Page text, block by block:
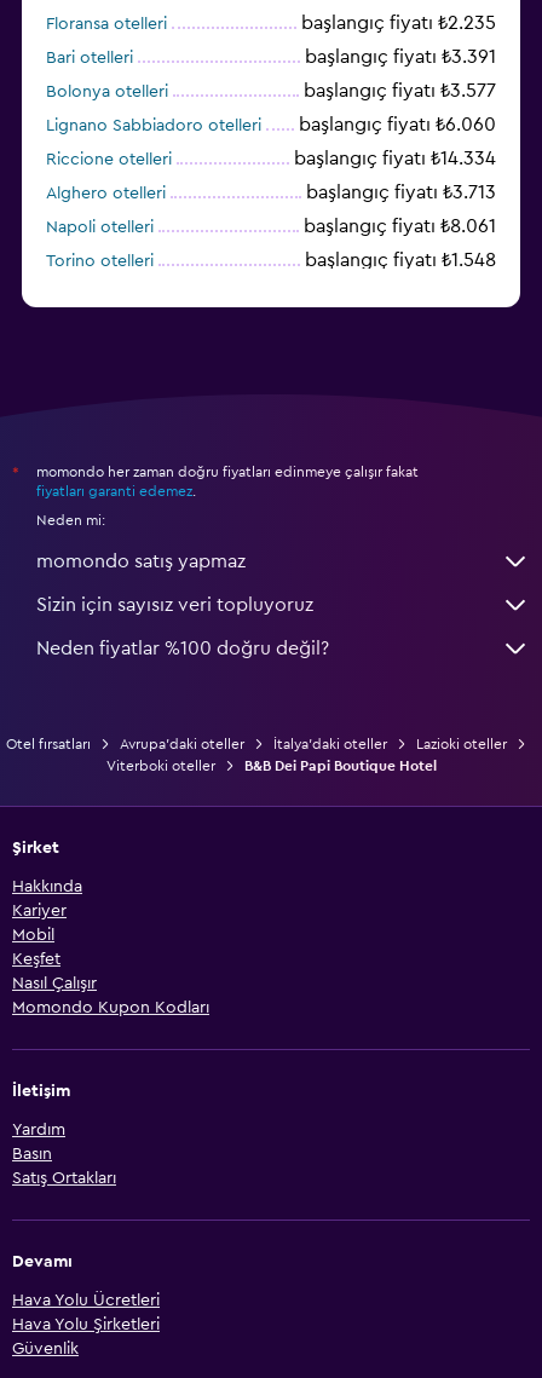
Floransa otelleri başlangıç fiyatı ₺2.235
Bari otelleri başlangıç fiyatı ₺3.391
Bolonya otelleri başlangıç fiyatı ₺3.577
Lignano Sabbiadoro otelleri başlangıç fiyatı ₺6.060
Riccione otelleri başlangıç fiyatı ₺14.334
Alghero otelleri başlangıç fiyatı ₺3.713
Napoli otelleri başlangıç fiyatı ₺8.061
Torino otelleri başlangıç fiyatı ₺1.548
*
momondo her zaman doğru fiyatları edinmeye çalışır fakat
fiyatları garanti edemez
Neden mi:
momondo satış yapmaz
Sizin için sayısız veri topluyoruz
Neden fiyatlar %100 doğru değil?
Otel fırsatları Avrupa'daki oteller İtalya'daki oteller
Lazioki oteller
Viterboki oteller
B&B Dei Papi Boutique Hotel
Şirket
Hakkında
Kariyer
Mobil
Keşfet
Nasıl Çalışır
Momondo Kupon Kodları
İletişim
Yardım
Basın
Satış Ortakları
Devamı
Hava Yolu Ücretleri
Hava Yolu Şirketleri
Güvenlik